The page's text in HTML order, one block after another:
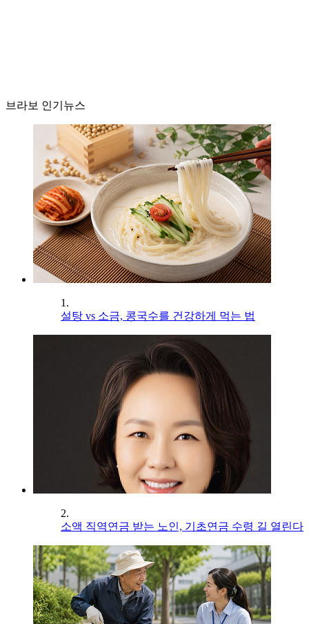
브라보 인기뉴스
1.
설탕 vs 소금, 콩국수를 건강하게 먹는 법
2.
소액 직역연금 받는 노인, 기초연금 수령 길 열린다